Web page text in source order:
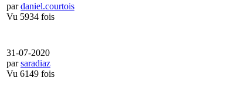
pardaniel.courtois
Vu 5934 fois
31-07-2020
parsaradiaz
Vu 6149 fois